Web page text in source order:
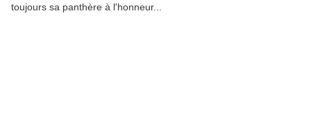
toujours sa panthère à l'honneur...